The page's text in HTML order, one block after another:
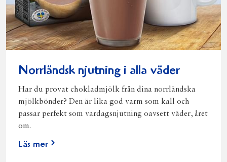
Norrländsk njutning i alla väder
Har du provat chokladmjölk från dina norrländska
mjölkbönder? Den är lika god varm som kall och
passar perfekt som vardagsnjutning oavsett väder, året
om.
Läs mer